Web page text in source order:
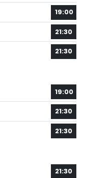
19:00
21:30
21:30
19:00
21:30
21:30
21:30